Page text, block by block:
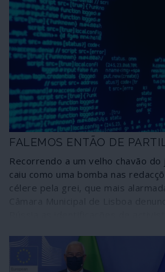
FALEMOS ENTÃO DE
Recorrendo a um velho chavão
caiu como uma bomba nas
célere pela grei, que mais
resistência anti-Putin. Como deve
de extrema gravidade para a
tomou as dores da comunidade e